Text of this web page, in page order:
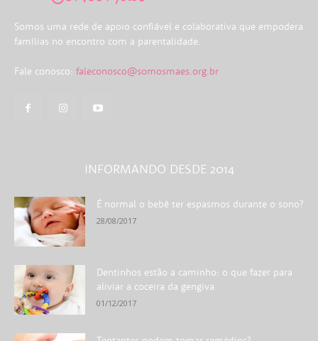
Somos uma rede de apoio confiável e colaborativa que empodera
famílias no encontro com a parentalidade.
Fale conosco: faleconosco@somosmaes.org.br
INFORMANDO DESDE 2014
É normal o bebê ter espasmos durante o sono?
28/08/2017
Dentinhos estão a caminho: o que fazer para
aliviar a coceira da gengiva
01/12/2017